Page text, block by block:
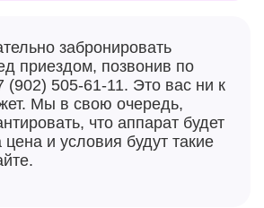
устройству и данным.
устойчивость:Корпус Макбук
из 50% переработанных
делает его не только мощным,
ответственным выбором.
забронировать
приездом, позвонив по
(902) 505-61-11. Это вас ни к
Мы в свою очередь,
что аппарат будет
и условия будут такие